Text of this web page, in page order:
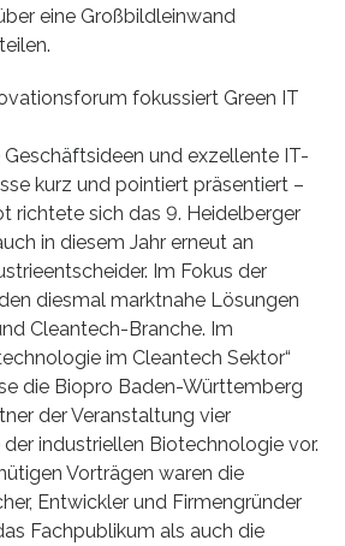
eine Großbildleinwand
fokussiert Green IT
und exzellente IT-
kurz und pointiert präsentiert –
richtete sich das 9. Heidelberger
in diesem Jahr erneut an
Im Fokus der
diesmal marktnahe Lösungen
Cleantech-Branche. Im
im Cleantech Sektor“
die Biopro Baden-Württemberg
der Veranstaltung vier
industriellen Biotechnologie vor.
Vorträgen waren die
Entwickler und Firmengründer
Fachpublikum als auch die